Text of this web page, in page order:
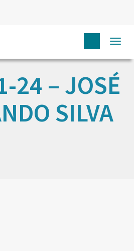
24 – JOSÉ
SILVA